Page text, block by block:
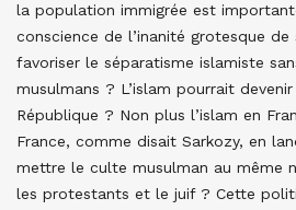
la population immigrée est
conscience de l’inanité grotesque de
favoriser le séparatisme islamiste
musulmans ? L’islam pourrait
République ? Non plus l’islam en
France, comme disait Sarkozy, en
mettre le culte musulman au même
les protestants et le juif ? Cette